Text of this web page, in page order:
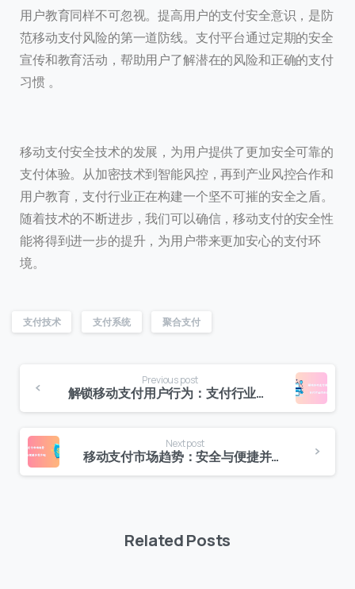
用户教育同样不可忽视。提高用户的支付安全意识，是防
范移动支付风险的第一道防线。支付平台通过定期的安全
宣传和教育活动，帮助用户了解潜在的风险和正确的支付
习惯 。
移动支付安全技术的发展，为用户提供了更加安全可靠的
支付体验。从加密技术到智能风控，再到产业风控合作和
用户教育，支付行业正在构建一个坚不可摧的安全之盾。
随着技术的不断进步，我们可以确信，移动支付的安全性
能将得到进一步的提升，为用户带来更加安心的支付环
境。
支付技术 支付系统 聚合支付
Previous post
解锁移动支付用户行为：支付行业的关键洞察
Next post
移动支付市场趋势：安全与便捷并驾齐驱
Related Posts
联系我们